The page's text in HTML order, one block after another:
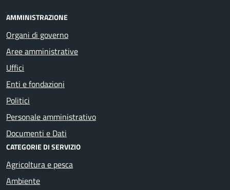
AMMINISTRAZIONE
Organi di governo
Aree amministrative
Uffici
Enti e fondazioni
Politici
Personale amministrativo
Documenti e Dati
CATEGORIE DI SERVIZIO
Agricoltura e pesca
Ambiente